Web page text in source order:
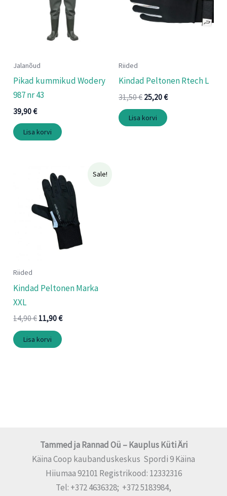
Jalanõud
Pikad kummikud Wodery
987 nr 43
39,90€
Lisa korvi
Riided
Kindad Peltonen Rtech L
31,50€ 25,20€
Lisa korvi
Sale!
Riided
Kindad Peltonen Marka
XXL
14,90€
hind
oli:
14,90 €.
11,90€
Praegune
hind
on:
11,90 €.
Lisa korvi
Tammed ja Rannad Oü – Kauplus Küti Äri
Käina Coop kaubanduskeskus Spordi 9 Käina
Hiiumaa 92101 Registrikood: 12332316
Tel: +372 4636328; +372 5183984,